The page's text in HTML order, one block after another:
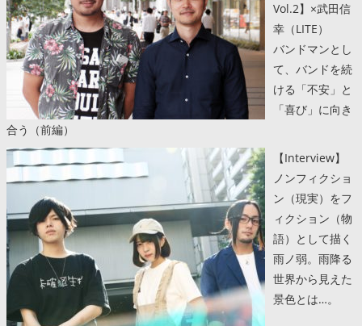
Vol.2】×武田信
幸（LITE）
バンドマンとし
て、バンドを続
ける「不安」と
「喜び」に向き
合う（前編）
【Interview】
ノンフィクショ
ン（現実）をフ
ィクション（物
語）として描く
雨ノ弱。雨降る
世界から見えた
景色とは…。